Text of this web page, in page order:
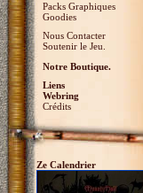
Packs Graphiques
Goodies
Nous Contacter
Soutenir le Jeu.
Notre Boutique.
Liens
Webring
Crédits
Ze Calendrier